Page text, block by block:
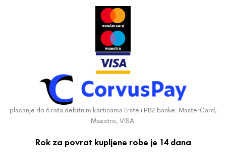
plaćanje do 6 rata debitnim karticama Erste i PBZ banke: MasterCard,
Maestro, VISA
Rok za povrat kupljene robe je 14 dana